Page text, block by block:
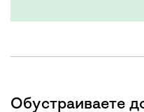
Обустраиваете